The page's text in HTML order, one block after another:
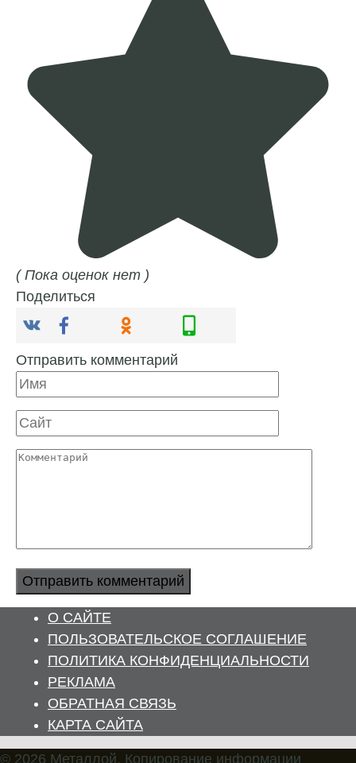
( Пока оценок нет )
Поделиться
Отправить комментарий
Имя
Сайт
Комментарий
О САЙТЕ
ПОЛЬЗОВАТЕЛЬСКОЕ СОГЛАШЕНИЕ
ПОЛИТИКА КОНФИДЕНЦИАЛЬНОСТИ
РЕКЛАМА
ОБРАТНАЯ СВЯЗЬ
КАРТА САЙТА
© 2026 Металлой. Копирование информации